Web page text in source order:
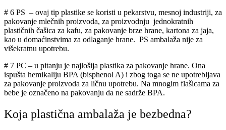
# 6 PS – ovaj tip plastike se koristi u pekarstvu, mesnoj industriji, za
pakovanje mlečnih proizvoda, za proizvodnju jednokratnih
plastičnih čašica za kafu, za pakovanje brze hrane, kartona za jaja,
kao u domaćinstvima za odlaganje hrane. PS ambalaža nije za
višekratnu upotrebu.
# 7 PC – u pitanju je najlošija plastika za pakovanje hrane. Ona
ispušta hemikaliju BPA (bisphenol A) i zbog toga se ne upotrebljava
za pakovanje proizvoda za ličnu upotrebu. Na mnogim flašicama za
bebe je označeno na pakovanju da ne sadrže BPA.
Koja plastična ambalaža je bezbedna?